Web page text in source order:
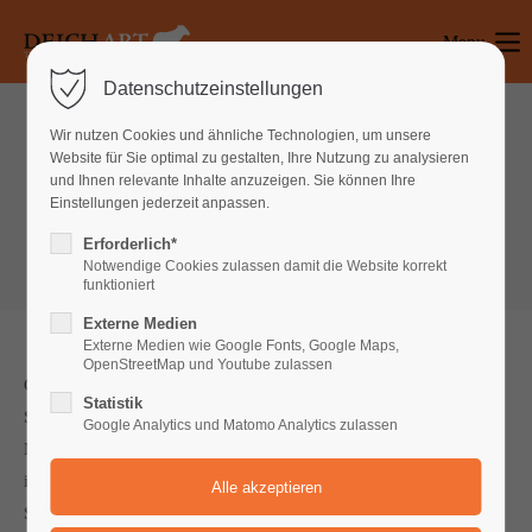
Login
Benutzername
Passwort
Anmelden
Register
Lorem ipsum dolor sit amet:
Menu
Interactive elements
Google Maps/Multiple Marker
Google Maps API Schlüssel benötigt. Bitte tragen Sie den API
Schlüssel im Template customelement_gmap.html5 ein Google
Maps API Schlüssel benötigt. Bitte tragen Sie den API Schlüssel
im Template customelement_gmap.html5 ein Google Maps API
Schlüssel benötigt. Bitte tragen Sie den API Schlüssel im
Datenschutzeinstellungen
Wir nutzen Cookies und ähnliche Technologien, um unsere
Website für Sie optimal zu gestalten, Ihre Nutzung zu analysieren
und Ihnen relevante Inhalte anzuzeigen. Sie können Ihre
Einstellungen jederzeit anpassen.
Erforderlich*
Notwendige Cookies zulassen damit die Website korrekt
funktioniert
Externe Medien
Externe Medien wie Google Fonts, Google Maps,
OpenStreetMap und Youtube zulassen
Statistik
Google Analytics und Matomo Analytics zulassen